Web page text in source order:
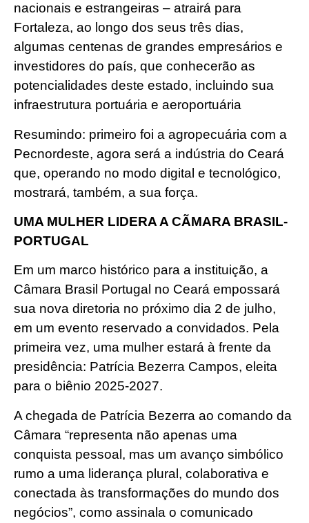
nacionais e estrangeiras – atrairá para
Fortaleza, ao longo dos seus três dias,
algumas centenas de grandes empresários e
investidores do país, que conhecerão as
potencialidades deste estado, incluindo sua
infraestrutura portuária e aeroportuária
Resumindo: primeiro foi a agropecuária com a
Pecnordeste, agora será a indústria do Ceará
que, operando no modo digital e tecnológico,
mostrará, também, a sua força.
UMA MULHER LIDERA A CÃMARA BRASIL-
PORTUGAL
Em um marco histórico para a instituição, a
Câmara Brasil Portugal no Ceará empossará
sua nova diretoria no próximo dia 2 de julho,
em um evento reservado a convidados. Pela
primeira vez, uma mulher estará à frente da
presidência: Patrícia Bezerra Campos, eleita
para o biênio 2025-2027.
A chegada de Patrícia Bezerra ao comando da
Câmara “representa não apenas uma
conquista pessoal, mas um avanço simbólico
rumo a uma liderança plural, colaborativa e
conectada às transformações do mundo dos
negócios”, como assinala o comunicado